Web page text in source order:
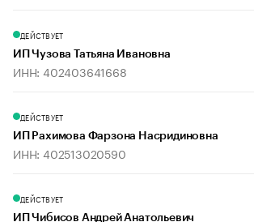
ДЕЙСТВУЕТ
ИП Чузова Татьяна Ивановна
ИНН: 402403641668
ДЕЙСТВУЕТ
ИП Рахимова Фарзона Насридиновна
ИНН: 402513020590
ДЕЙСТВУЕТ
ИП Чибисов Андрей Анатольевич